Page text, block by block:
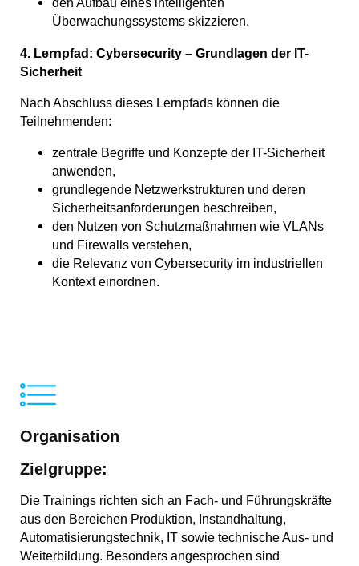
Überwachungssystems skizzieren.
4. Lernpfad: Cybersecurity – Grundlagen der IT-
Sicherheit
Nach Abschluss dieses Lernpfads können die
Teilnehmenden:
zentrale Begriffe und Konzepte der IT-Sicherheit
anwenden,
grundlegende Netzwerkstrukturen und deren
Sicherheitsanforderungen beschreiben,
den Nutzen von Schutzmaßnahmen wie VLANs
und Firewalls verstehen,
die Relevanz von Cybersecurity im industriellen
Kontext einordnen.
Organisation
Zielgruppe:
Die Trainings richten sich an Fach- und Führungskräfte
aus den Bereichen Produktion, Instandhaltung,
Automatisierungstechnik, IT sowie technische Aus- und
Weiterbildung. Besonders angesprochen sind